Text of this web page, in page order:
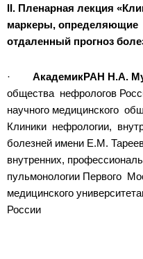
II. Пленарная лекция
маркеры, определяющие
отдаленный прогноз
· АкадемикРАН Н.А.
общества нефрологов
научного медицинского
Клиники нефрологии,
болезней имени Е.М.
внутренних,
пульмонологии Первого
медицинского
России